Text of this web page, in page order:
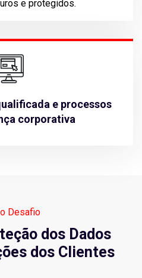
e protegidos.
e processos
corporativa
Desafio
dos Dados
dos Clientes